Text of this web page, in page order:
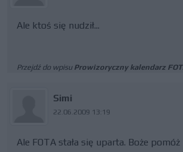
Ale ktoś się nudził...
Przejdź do wpisu Prowizoryczny kalendarz
Simi
22.06.2009 13:19
Ale FOTA stała się uparta. Boże